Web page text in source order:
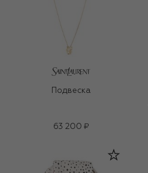
Подвеска
63 200 ₽